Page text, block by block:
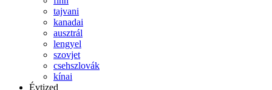
tajvani
kanadai
ausztrál
lengyel
szovjet
csehszlovák
kínai
Évtized